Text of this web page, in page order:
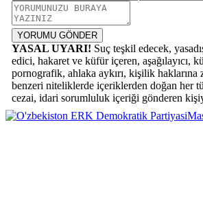
YORUMU GÖNDER
YASAL UYARI! Suç teşkil edecek,
edici, hakaret ve küfür içeren, aşağılayıcı,
pornografik, ahlaka aykırı, kişilik haklarına
benzeri niteliklerde içeriklerden doğan her
cezai, idari sorumluluk içeriği gönderen